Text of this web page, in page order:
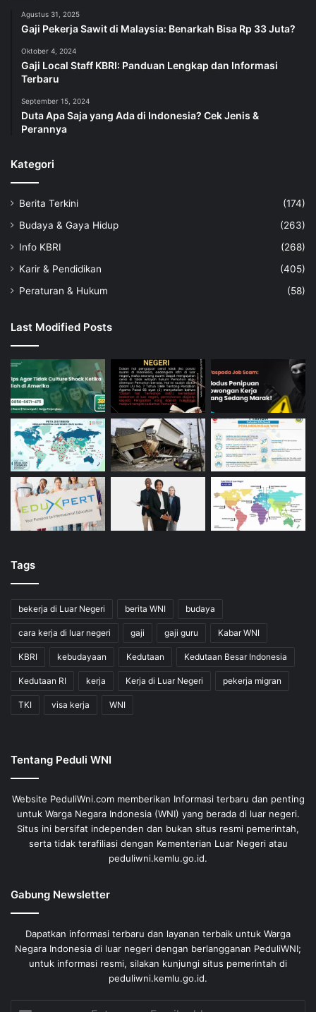
Agustus 31, 2025
Gaji Pekerja Sawit di Malaysia: Benarkah Bisa Rp 33 Juta?
Oktober 4, 2024
Gaji Local Staff KBRI: Panduan Lengkap dan Informasi
Terbaru
September 15, 2024
Duta Apa Saja yang Ada di Indonesia? Cek Jenis &
Perannya
Kategori
Berita Terkini
(174)
Budaya & Gaya Hidup
(263)
Info KBRI
(268)
Karir & Pendidikan
(405)
Peraturan & Hukum
(58)
Last Modified Posts
Tags
bekerja di Luar Negeri berita WNI budaya
cara kerja di luar negeri gaji gaji guru Kabar WNI
KBRI kebudayaan Kedutaan Kedutaan Besar Indonesia
Kedutaan RI kerja Kerja di Luar Negeri pekerja migran
TKI visa kerja WNI
Tentang Peduli WNI
Website PeduliWni.com memberikan Informasi terbaru dan penting
untuk Warga Negara Indonesia (WNI) yang berada di luar negeri.
Situs ini bersifat independen dan bukan situs resmi pemerintah,
serta tidak terafiliasi dengan Kementerian Luar Negeri atau
peduliwni.kemlu.go.id.
Gabung Newsletter
Dapatkan informasi terbaru dan layanan terbaik untuk Warga
Negara Indonesia di luar negeri dengan berlangganan PeduliWNI;
untuk informasi resmi, silakan kunjungi situs pemerintah di
peduliwni.kemlu.go.id.